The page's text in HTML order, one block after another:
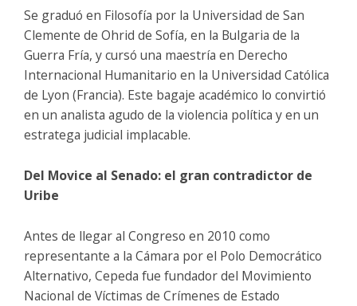
Se graduó en Filosofía por la Universidad de San
Clemente de Ohrid de Sofía, en la Bulgaria de la
Guerra Fría, y cursó una maestría en Derecho
Internacional Humanitario en la Universidad Católica
de Lyon (Francia). Este bagaje académico lo convirtió
en un analista agudo de la violencia política y en un
estratega judicial implacable.
Del Movice al Senado: el gran contradictor de
Uribe
Antes de llegar al Congreso en 2010 como
representante a la Cámara por el Polo Democrático
Alternativo, Cepeda fue fundador del Movimiento
Nacional de Víctimas de Crímenes de Estado